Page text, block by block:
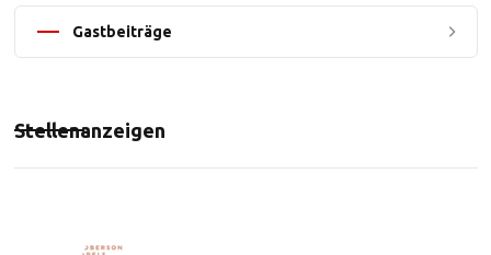
Gastbeiträge
Stellenanzeigen